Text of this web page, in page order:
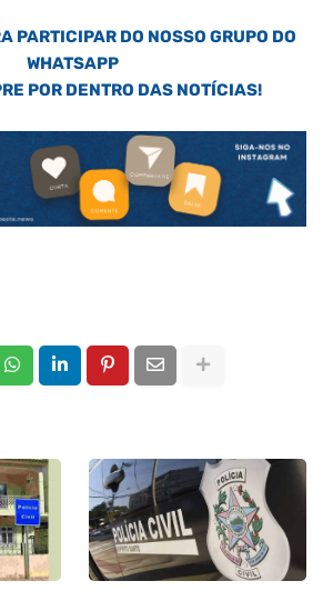
PARTICIPAR DO NOSSO GRUPO DO
WHATSAPP
POR DENTRO DAS NOTÍCIAS!